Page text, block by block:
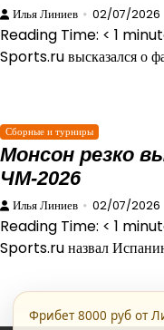
Илья Линиев 02/07/2026
Reading Time: < 1
Sports.ru высказался о
Сборные и турниры
Монсон резко
ЧМ-2026
Илья Линиев 02/07/2026
Reading Time: < 1
Sports.ru назвал
Фрибет 8000 руб от